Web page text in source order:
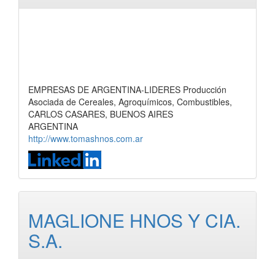
EMPRESAS DE ARGENTINA-LIDERES Producción
Asociada de Cereales, Agroquímicos, Combustibles,
CARLOS CASARES, BUENOS AIRES
ARGENTINA
http://www.tomashnos.com.ar
MAGLIONE HNOS Y CIA.
S.A.